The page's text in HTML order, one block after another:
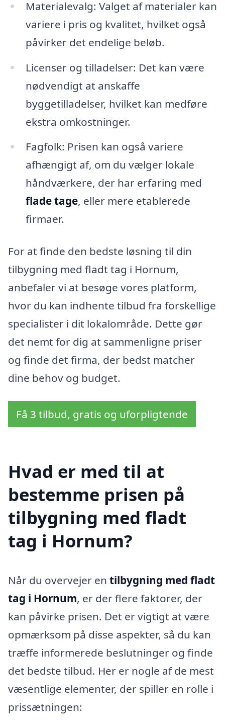
Materialevalg: Valget af materialer kan
variere i pris og kvalitet, hvilket også
påvirker det endelige beløb.
Licenser og tilladelser: Det kan være
nødvendigt at anskaffe
byggetilladelser, hvilket kan medføre
ekstra omkostninger.
Fagfolk: Prisen kan også variere
afhængigt af, om du vælger lokale
håndværkere, der har erfaring med
flade tage, eller mere etablerede
firmaer.
For at finde den bedste løsning til din
tilbygning med fladt tag i Hornum,
anbefaler vi at besøge vores platform,
hvor du kan indhente tilbud fra forskellige
specialister i dit lokalområde. Dette gør
det nemt for dig at sammenligne priser
og finde det firma, der bedst matcher
dine behov og budget.
Få 3 tilbud, gratis og uforpligtende
Hvad er med til at
bestemme prisen på
tilbygning med fladt
tag i Hornum?
Når du overvejer en tilbygning med fladt
tag i Hornum, er der flere faktorer, der
kan påvirke prisen. Det er vigtigt at være
opmærksom på disse aspekter, så du kan
træffe informerede beslutninger og finde
det bedste tilbud. Her er nogle af de mest
væsentlige elementer, der spiller en rolle i
prissætningen: